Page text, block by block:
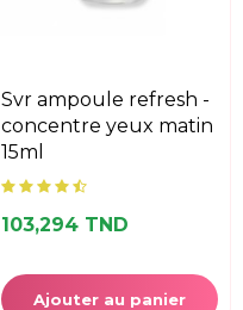
svr ampoule refresh -
concentre yeux matin
15ml
103,294 TND
Ajouter au panier